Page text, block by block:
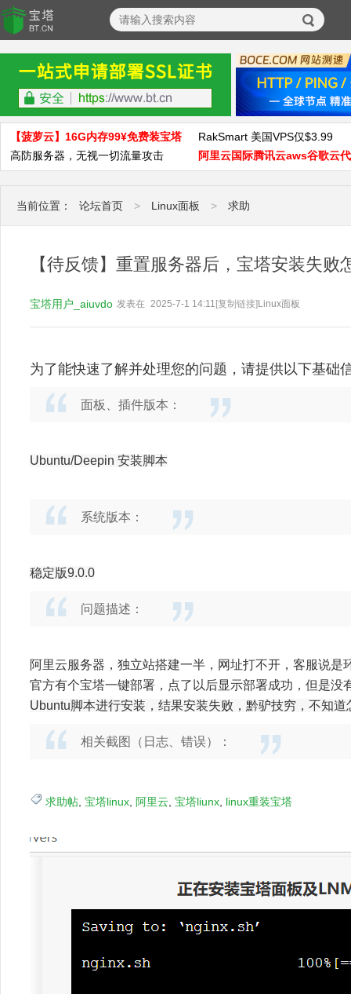
【菠萝云】16G内存99¥免费装宝塔
RakSmart 美国VPS仅$3.99
高防服务器，无视一切流量攻击
阿里云国际腾讯云aws谷歌云
当前位置： 论坛首页 > Linux面板 > 求助
【待反馈】重置服务器后，宝塔安装失败
宝塔用户_aiuvdo 发表在 Linux面板
2025-7-1 14:11 [复制链接]
为了能快速了解并处理您的问题，请提供以下基础
面板、插件版本：
Ubuntu/Deepin 安装脚本
系统版本：
稳定版9.0.0
问题描述：
阿里云服务器，独立站搭建一半，网址打不开，客服说
官方有个宝塔一键部署，点了以后显示部署成功，但是
Ubuntu脚本进行安装，结果安装失败，黔驴技穷，不知
相关截图（日志、错误）：
求助帖 宝塔linux 阿里云 宝塔liunx linux重装宝塔